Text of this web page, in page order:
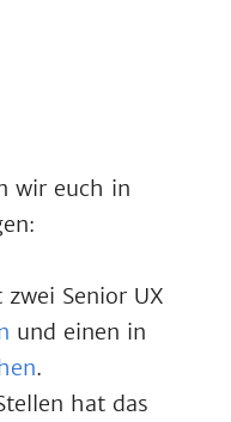
wir euch in
Senior UX
und einen in
.
hat das